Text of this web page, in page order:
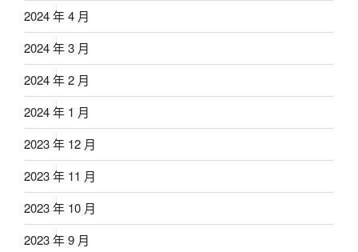
2024 年 4 月
2024 年 3 月
2024 年 2 月
2024 年 1 月
2023 年 12 月
2023 年 11 月
2023 年 10 月
2023 年 9 月